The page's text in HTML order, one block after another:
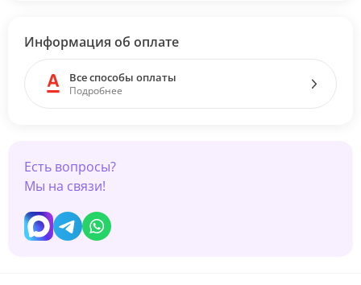
Информация об оплате
Все способы оплаты
Подробнее
Есть вопросы?
Мы на связи!